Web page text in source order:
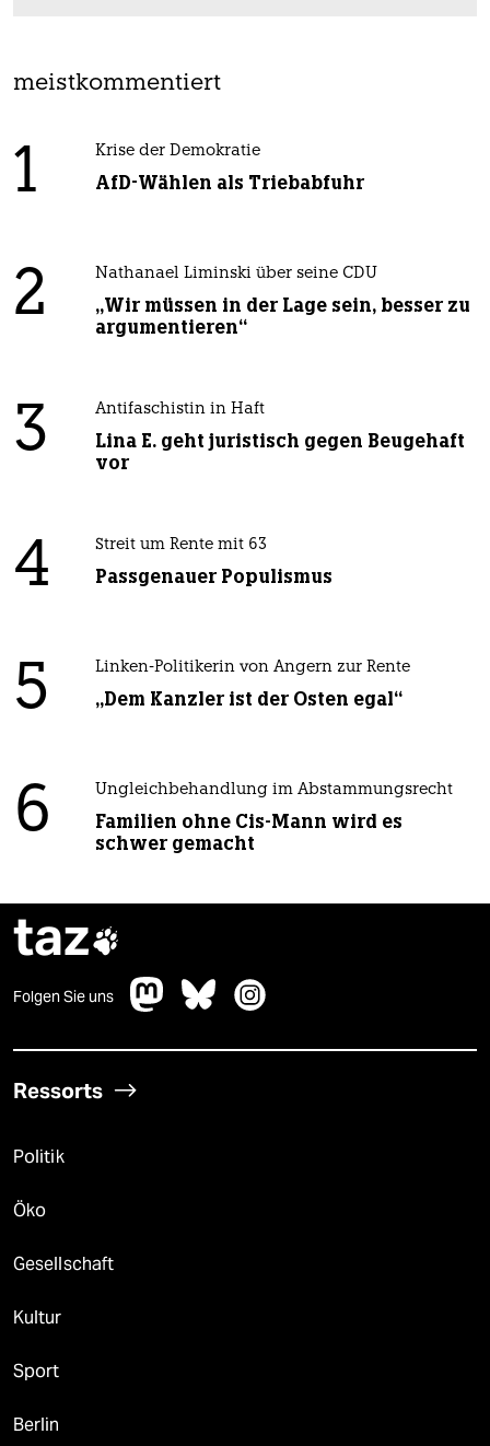
meistkommentiert
1 Krise der Demokratie
AfD-Wählen als Triebabfuhr
2 Nathanael Liminski über seine CDU
„Wir müssen in der Lage sein, besser zu
argumentieren“
3 Antifaschistin in Haft
Lina E. geht juristisch gegen Beugehaft
vor
4 Streit um Rente mit 63
Passgenauer Populismus
5 Linken-Politikerin von Angern zur Rente
„Dem Kanzler ist der Osten egal“
6 Ungleichbehandlung im Abstammungsrecht
Familien ohne Cis-Mann wird es
schwer gemacht
taz
Folgen Sie uns
Ressorts
Politik
Öko
Gesellschaft
Kultur
Sport
Berlin